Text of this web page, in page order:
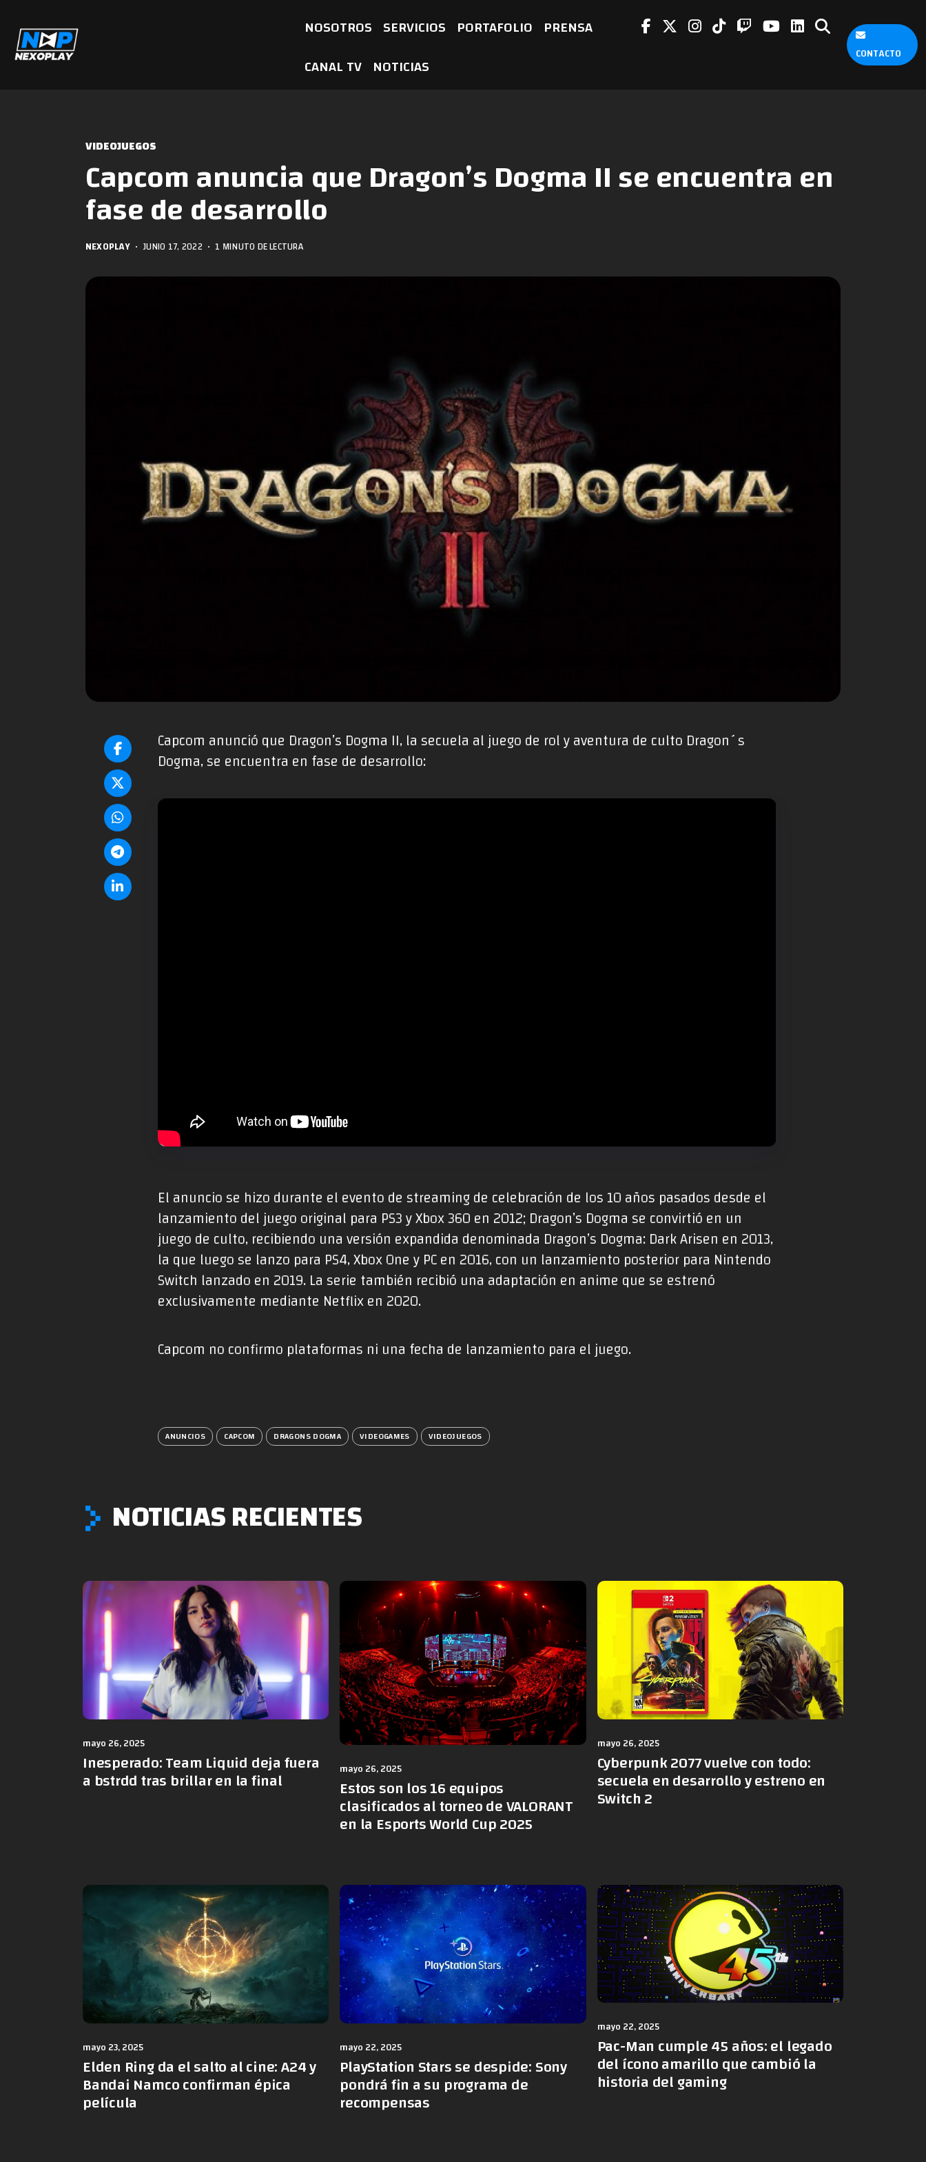
NOSOTROS SERVICIOS PORTAFOLIO PRENSA
CANAL TV NOTICIAS CONTACTO
VIDEOJUEGOS
Capcom anuncia que Dragon’s Dogma II se encuentra en
fase de desarrollo
NEXOPLAY • JUNIO 17, 2022 • 1 MINUTO DE LECTURA
Capcom anunció que Dragon’s Dogma II, la secuela al juego de rol y aventura de culto Dragon´s
Dogma, se encuentra en fase de desarrollo:
El anuncio se hizo durante el evento de streaming de celebración de los 10 años pasados desde el
lanzamiento del juego original para PS3 y Xbox 360 en 2012; Dragon’s Dogma se convirtió en un
juego de culto, recibiendo una versión expandida denominada Dragon’s Dogma: Dark Arisen en 2013,
la que luego se lanzo para PS4, Xbox One y PC en 2016, con un lanzamiento posterior para Nintendo
Switch lanzado en 2019. La serie también recibió una adaptación en anime que se estrenó
exclusivamente mediante Netflix en 2020.
Capcom no confirmo plataformas ni una fecha de lanzamiento para el juego.
ANUNCIOS CAPCOM DRAGONS DOGMA VIDEOGAMES VIDEOJUEGOS
NOTICIAS RECIENTES
mayo 26, 2025
Inesperado: Team Liquid deja fuera
a bstrdd tras brillar en la final mayo 26, 2025
Estos son los 16 equipos
clasificados al torneo de VALORANT
en la Esports World Cup 2025
mayo 26, 2025
Cyberpunk 2077 vuelve con todo:
secuela en desarrollo y estreno en
Switch 2
mayo 23, 2025
Elden Ring da el salto al cine: A24 y
Bandai Namco confirman épica
película
mayo 22, 2025
PlayStation Stars se despide: Sony
pondrá fin a su programa de
recompensas
mayo 22, 2025
Pac-Man cumple 45 años: el legado
del ícono amarillo que cambió la
historia del gaming